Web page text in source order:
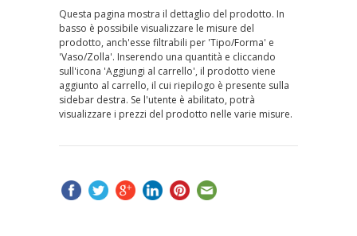
Questa pagina mostra il dettaglio del prodotto. In
basso è possibile visualizzare le misure del
prodotto, anch'esse filtrabili per 'Tipo/Forma' e
'Vaso/Zolla'. Inserendo una quantità e cliccando
sull'icona 'Aggiungi al carrello', il prodotto viene
aggiunto al carrello, il cui riepilogo è presente sulla
sidebar destra. Se l'utente è abilitato, potrà
visualizzare i prezzi del prodotto nelle varie misure.